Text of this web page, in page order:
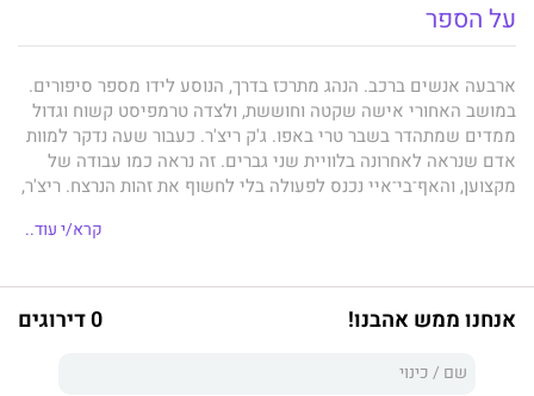
על הספר
ארבעה אנשים ברכב. הנהג מתרכז בדרך, הנוסע לידו מספר סיפורים.
במושב האחורי אישה שקטה וחוששת, ולצדה טרמפיסט קשוח וגדול
ממדים שמתהדר בשבר טרי באפו. ג'ק ריצ'ר. כעבור שעה נדקר למוות
אדם שנראה לאחרונה בלוויית שני גברים. זה נראה כמו עבודה של
מקצוען, והאף־בי־איי נכנס לפעולה בלי לחשוף את זהות הנרצח. ריצ'ר,
ומזימות, שגורמת לו לפעול כנגד שני הצדדים במקביל. גם הפעם דבר
מסופרי המתח המובילים בעולם, מחברם של מותחנים עטורי פרסים
שראו אור בארבעים מדינות. צ´יילד, יליד אנגליה ותסריטאי טלוויזיה
לשעבר, חי בניו יורק. מבוקש
הוא הספר ה-17 בסדרת עלילותיו של
קרא/י עוד..
אנחנו ממש אהבנו! 0 דירוגים